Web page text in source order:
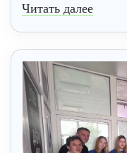
Читать далее